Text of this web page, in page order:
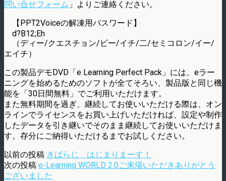
問い合せフォーム 」よりご連絡ください。
【PPT2Voiceの解凍用パスワード】
d?B12;Eh
（ディー/クエスチョン/ビー/イチ/二/セミコロン/イー/
エイチ）
この製品デモDVD「e Learning Perfect Pack」には、eラー
ニングを始めるためのソフトが全てそろい、製品版と同じ機
能を「30日間無料」でご利用いただけます。
また無料期間を過ぎ、継続してお使いいただける際は、オン
ラインでライセンスをお買い上げいただければ、設定や制作
したデータを引き継いでそのまま継続してお使いいただけま
す。存分にご納得いただけるまでお試しください。
以前の投稿 きばらじ はじまりまーす！
次の投稿 e-Learning WORLD 2.0ご来場いただきありがとう
ございました